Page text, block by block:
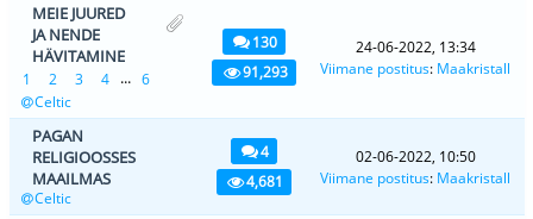
MEIE JUURED
JA NENDE
HÄVITAMINE
1 2 3 4 ... 6
Celtic
130
91,293
24-06-2022, 13:34
Viimane postitus: Maakristall
PAGAN
RELIGIOOSSES
MAAILMAS
Celtic
4
4,681
02-06-2022, 10:50
Viimane postitus: Maakristall